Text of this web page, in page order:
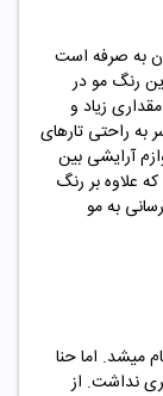
به صرفه است
این رنگ مو در
زیاد و
به راحتی تارهای
آرایشی بین
علاوه بر رنگ
به مو
میشد. اما حنا
نداشت. از